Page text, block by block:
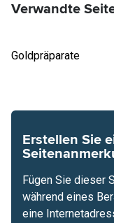
Verwandte
Goldpräparate
Erstellen Sie
Fügen Sie dieser
während eines
eine